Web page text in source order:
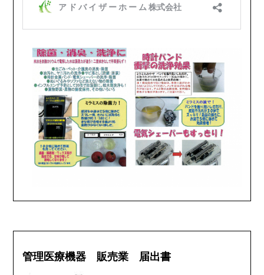
管理医療機器 販売業 届出書